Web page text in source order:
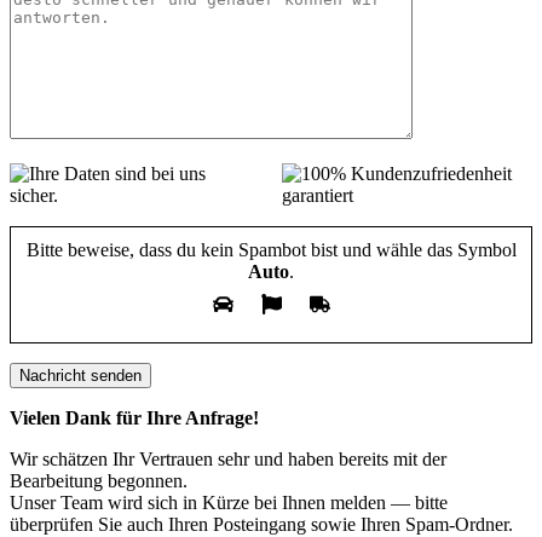
Bitte beweise, dass du kein Spambot bist und wähle das Symbol
Auto.
Vielen Dank für Ihre Anfrage!
Wir schätzen Ihr Vertrauen sehr und haben bereits mit der
Bearbeitung begonnen.
Unser Team wird sich in Kürze bei Ihnen melden — bitte
überprüfen Sie auch Ihren Posteingang sowie Ihren Spam-Ordner.